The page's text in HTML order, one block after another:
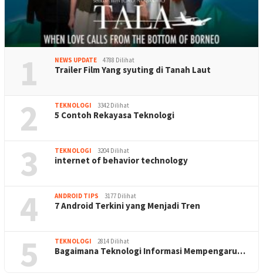
1 NEWS UPDATE 4788 Dilihat
Trailer Film Yang syuting di Tanah Laut
2 TEKNOLOGI 3342 Dilihat
5 Contoh Rekayasa Teknologi
3 TEKNOLOGI 3204 Dilihat
internet of behavior technology
4 ANDROID TIPS 3177 Dilihat
7 Android Terkini yang Menjadi Tren
5 TEKNOLOGI 2814 Dilihat
Bagaimana Teknologi Informasi Mempengaru…